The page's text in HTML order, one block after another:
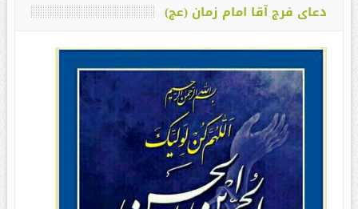
دعای فرج آقا امام زمان (عج)